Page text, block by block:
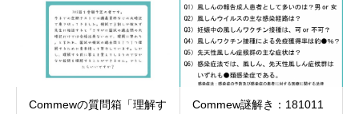
Commewの質問箱「理解す
Commew謎解き：181011